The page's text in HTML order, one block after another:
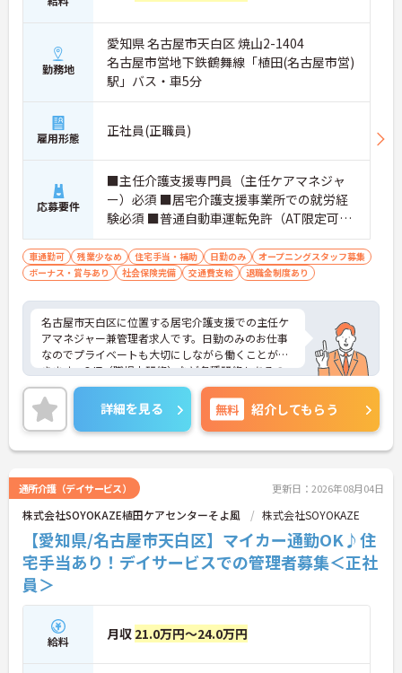
勤務地
愛知県 名古屋市天白区 焼山2-1404
名古屋市営地下鉄鶴舞線「植田(名古屋市営)
駅」バス・車5分
雇用形態 正社員(正職員)
応募要件
■主任介護支援専門員（主任ケアマネジャ
ー）必須 ■居宅介護支援事業所での就労経
験必須 ■普通自動車運転免許（AT限定可）
必須 ■必要なPCスキル：ワード、エクセル
の入力などの簡単なパソコン操作
車通勤可 残業少なめ 住宅手当・補助 日勤のみ
オープニングスタッフ募集
ボーナス・賞与あり
社会保険完備 交通費支給 退職金制度あり
名古屋市天白区に位置する居宅介護支援での主任ケ
アマネジャー兼管理者求人です。日勤のみのお仕事
なのでプライベートも大切にしながら働くことがで
きます。OJT（職場内研修）など各種研修もあるの
で、スキルアップを目指す方にもおすすめです。ご
興味のある方には、面接対策ポイント等、さらに詳
細をお話ししますのでお気軽にご相談ください！
詳細を見る 無料 紹介してもらう
通所介護（デイサービス） 更新日：2026年08月04日
株式会社SOYOKAZE植田ケアセンターそよ風 株式会社SOYOKAZE
【愛知県/名古屋市天白区】マイカー通勤OK♪住
宅手当あり！デイサービスでの管理者募集＜正社
員＞
給料 月収 21.0万円～24.0万円